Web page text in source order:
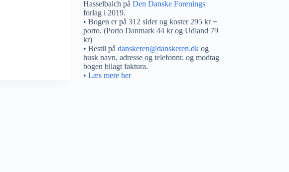
Hasselbalch påDen Danske Forenings
forlag i 2019.
• Bogen er på 312 sider og koster 295 kr +
porto. (Porto Danmark 44 kr og Udland 79
kr)
• Bestil pådanskeren@danskeren.dk og
husk navn, adresse og telefonnr. og modtag
bogen bilagt faktura.
•Læs mere her